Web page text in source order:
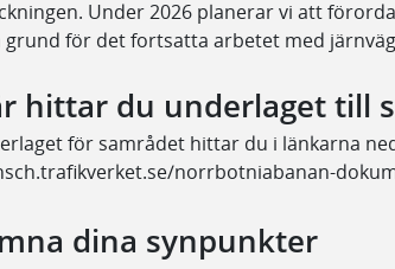
Under 2026 planerar vi att
grund för det fortsatta arbetet med
hittar du underlaget till
för samrådet hittar du i länkarna
norrbotniabanan-
dina synpunkter